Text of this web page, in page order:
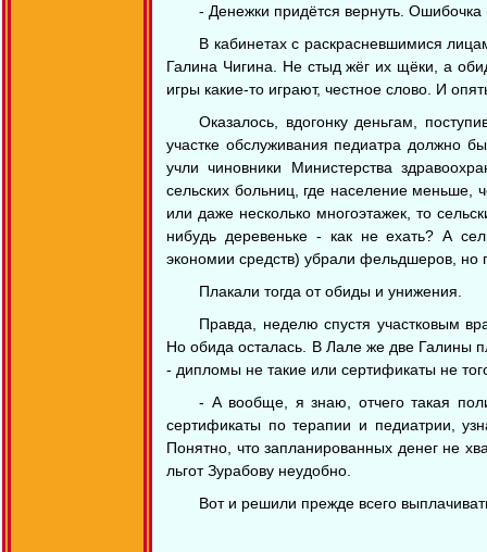
- Денежки придётся вернуть.
В кабинетах с раскрасневшимися
Галина Чигина. Не стыд жёг их щёки, а
игры какие-то играют, честное слово. И
Оказалось, вдогонку деньгам,
участке обслуживания педиатра должно
учли чиновники Министерства
сельских больниц, где население меньше,
или даже несколько многоэтажек, то
нибудь деревеньке - как не ехать? А
экономии средств) убрали фельдшеров, но
Плакали тогда от обиды и унижения.
Правда, неделю спустя участковым
Но обида осталась. В Лале же две Галины
- дипломы не такие или сертификаты не
- А вообще, я знаю, отчего такая
сертификаты по терапии и педиатрии,
Понятно, что запланированных денег не
льгот Зурабову неудобно.
Вот и решили прежде всего